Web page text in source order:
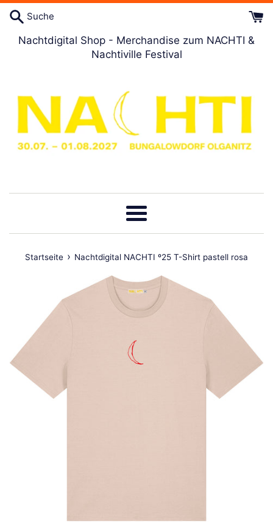
Direkt
zum
Artikel
Suche
Nachtdigital Shop - Merchandise zum NACHTI &
Nachtiville Festival
Menü
Startseite › Nachtdigital NACHTI º25 T-Shirt pastell rosa